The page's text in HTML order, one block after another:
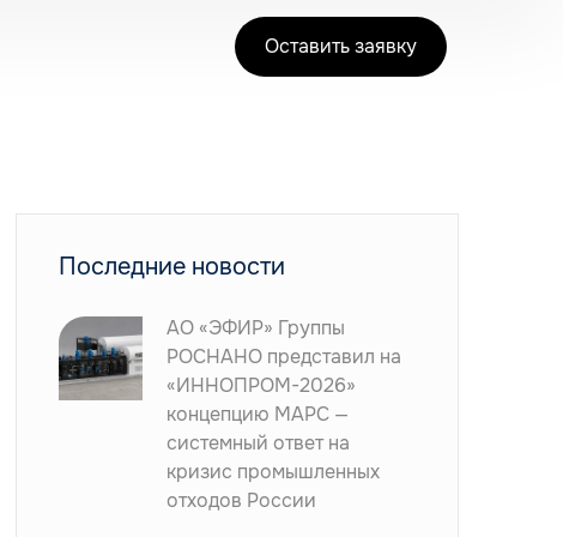
Оставить заявку
Последние новости
АО «ЭФИР» Группы
РОСНАНО представил на
«ИННОПРОМ-2026»
концепцию МАРС —
системный ответ на
кризис промышленных
отходов России